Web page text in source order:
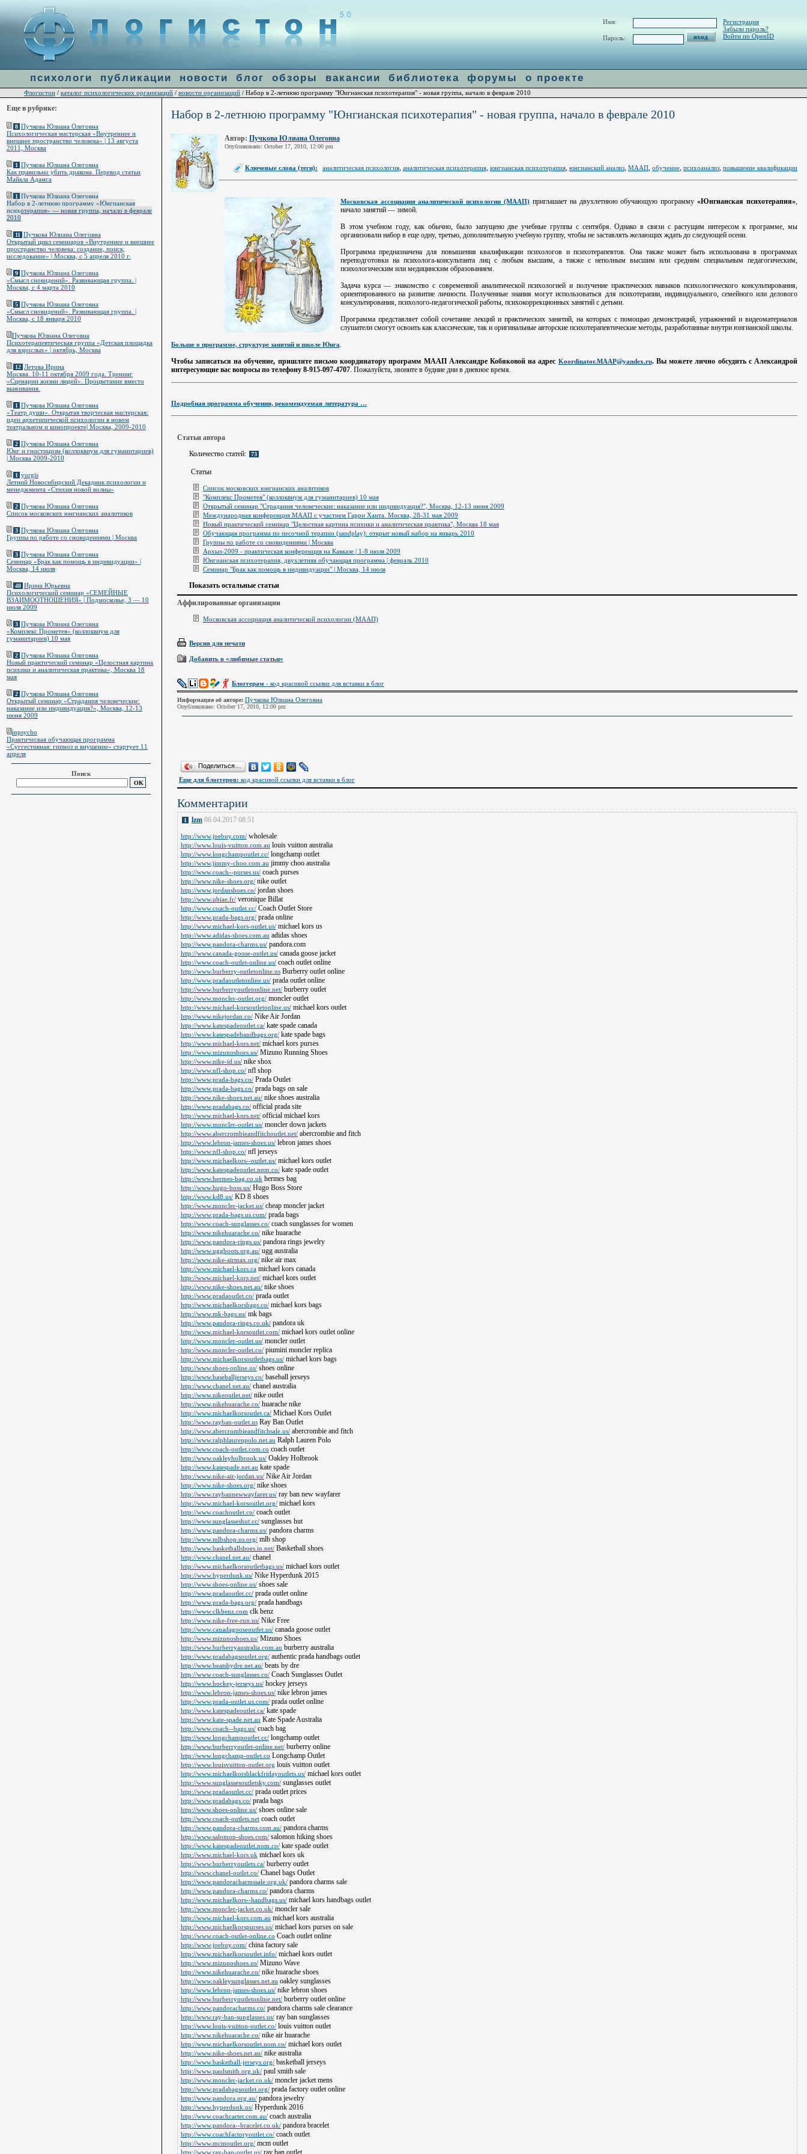
: file_get_contents(http://ulogin.ru/token.php?token=&host=www.flogiston.ru) [ ]: failed to open stream: Connection refused in
Набор в 2-летнюю программу "Юнгианская психотерапия" - новая группа, начало в феврале 2010
Автор: Пучкова Юлиана Олеговна
Опубликовано: October 17, 2010, 12:00 pm
Ключевые слова (теги): аналитическая психология, аналитическая психотерапия, юнгианская психотерапия, юнгианский анализ, МААП, обучение, психоанализ, повышение квалификации
Московская ассоциация аналитической психологии (МААП) приглашает на двухлетнюю обучающую программу«Юнгианская психотерапия»
начало занятий — зимой.
В этом учебном году, как обычно, было запущено две учебные группы с сентября. Однако в связи с растущим интересом к программе, мы
организовали набор в еще одну, третью, дополнительную учебную группу, чтобы не заставлять желающих ждать до следующей осени.
Программа предназначена для повышения квалификации психологов и психотерапевтов. Она также может быть использована в программах
переподготовки на психолога-консультанта лиц с любым высшим, а также с неполным высшим или средним специальным педагогическим,
психологическим или медицинским образованием.
Задача курса — знакомство с современной аналитической психологией и получение практических навыков психологического консультирования,
ориентированного на развитие личности. Полученные знания могут использоваться для психотерапии, индивидуального, семейного или делового
консультирования, психолого-педагогической работы, психокоррекционных занятий с детьми.
Программа представляет собой сочетание лекций и практических занятий, на которых с помощью демонстраций, упражнений и видеоматериалов
слушатели смогут освоить как классические, так и оригинальные авторские психотерапевтические методы, разработанные внутри юнгианской школы.
Больше о программе, структуре занятий и школе Юнга
Чтобы записаться на обучение, пришлите письмо координатору программ МААП Александре Кобяковой на адрес Koordinator.MAAP@yandex.ru. Вы можете лично обсудить с Александрой
интересующие вас вопросы по телефону 8-915-097-4707. Пожалуйста, звоните в будние дни в дневное время.
Подробная программа обучения, рекомендуемая литература …
Статьи автора
Количество статей:
73
Статьи
Список московских юнгианских аналитиков
"Комплекс Прометея" (коллоквиум для гуманитариев) 10 мая
Открытый семинар "Страдания человеческие: наказание или индивидуация?", Москва, 12-13 июня 2009
Международная конференция МААП с участием Гарри Ханта. Москва, 28-31 мая 2009
Новый практический семинар "Целостная картина психики и аналитическая практика", Москва 18 мая
Обучающая программа по песочной терапии (sandplay): открыт новый набор на январь 2010
Группы по работе со сновидениями | Москва
Архыз-2009 - практическая конференция на Кавказе | 1-8 июля 2009
Юнгианская психотерапия, двухлетняя обучающая программа | февраль 2010
Семинар "Брак как помощь в индивидуации" | Москва, 14 июля
Показать остальные статьи
Аффилированные организации
Московская ассоциация аналитической психологии (МААП)
Версия для печати
Добавить в «любимые статьи»
Блоггерам - код красивой ссылки для вставки в блог
Информация об авторе: Пучкова Юлиана Олеговна
Опубликовано: October 17, 2010, 12:00 pm
Поделиться…
Еще для блоггеров: код красивой ссылки для вставки в блог
Комментарии
1 lzm 06.04.2017 08:51
http://www.joebuy.com/wholesale
http://www.louis-vuitton.com.aulouis vuitton australia
http://www.longchampoutlet.cc/longchamp outlet
http://www.jimmy-choo.com.aujimmy choo australia
http://www.coach--purses.us/coach purses
http://www.nike-shoes.org/nike outlet
http://www.jordanshoes.co/jordan shoes
http://www.ubiae.fr/veronique Billat
http://www.coach-outlet.cc/Coach Outlet Store
http://www.prada-bags.org/prada online
http://www.michael-kors-outlet.us/michael kors us
http://www.adidas-shoes.com.auadidas shoes
http://www.pandora-charms.us/pandora.com
http://www.canada-goose-outlet.us/canada goose jacket
http://www.coach-outlet-online.us/coach outlet online
http://www.burberry-outletonline.usBurberry outlet online
http://www.pradaoutletonline.us/prada outlet online
http://www.burberryoutletonline.net/burberry outlet
http://www.moncler-outlet.org/moncler outlet
http://www.michael-korsoutletonline.us/michael kors outlet
http://www.nikejordan.co/Nike Air Jordan
http://www.katespadeoutlet.ca/kate spade canada
http://www.katespadehandbags.org/kate spade bags
http://www.michael-kors.net/michael kors purses
http://www.mizunoshoes.us/Mizuno Running Shoes
http://www.nike-id.us/nike shox
http://www.nfl-shop.co/nfl shop
http://www.prada-bags.co/Prada Outlet
http://www.prada-bags.co/prada bags on sale
http://www.nike-shoes.net.au/nike shoes australia
http://www.pradabags.co/official prada site
http://www.michael-kors.net/official michael kors
http://www.moncler-outlet.us/moncler down jackets
http://www.abercrombieandfitchoutlet.net/abercrombie and fitch
http://www.lebron-james-shoes.us/lebron james shoes
http://www.nfl-shop.co/nfl jerseys
http://www.michaelkors--outlet.us/michael kors outlet
http://www.katespadeoutlet.nom.co/kate spade outlet
http://www.hermes-bag.co.ukhermes bag
http://www.hugo-boss.us/Hugo Boss Store
http://www.kd8.us/KD 8 shoes
http://www.moncler-jacket.us/cheap moncler jacket
http://www.prada-bags.us.com/prada bags
http://www.coach-sunglasses.co/coach sunglasses for women
http://www.nikehuarache.co/nike huarache
http://www.pandora-rings.us/pandora rings jewelry
http://www.uggboots.org.au/ugg australia
http://www.nike-airmax.org/nike air max
http://www.michael-kors.camichael kors canada
http://www.michael-kors.net/michael kors outlet
http://www.nike-shoes.net.au/nike shoes
http://www.pradaoutlet.co/prada outlet
http://www.michaelkorsbags.co/michael kors bags
http://www.mk-bags.us/mk bags
http://www.pandora-rings.co.uk/pandora uk
http://www.michael-korsoutlet.com/michael kors outlet online
http://www.moncler-outlet.us/moncler outlet
http://www.moncler-outlet.co/piumini moncler replica
http://www.michaelkorsoutletbags.us/michael kors bags
http://www.shoes-online.us/shoes online
http://www.baseballjerseys.co/baseball jerseys
http://www.chanel.net.au/chanel australia
http://www.nikeoutlet.net/nike outlet
http://www.nikehuarache.co/huarache nike
http://www.michaelkorsoutlet.ca/Michael Kors Outlet
http://www.rayban-outlet.usRay Ban Outlet
http://www.abercrombieandfitchsale.us/abercrombie and fitch
http://www.ralphlaurenpolo.net.auRalph Lauren Polo
http://www.coach-outlet.com.co coach outlet
http://www.oakleyholbrook.us/Oakley Holbrook
http://www.katespade.net.aukate spade
http://www.nike-air-jordan.us/Nike Air Jordan
http://www.nike-shoes.org/nike shoes
http://www.raybannewwayfarer.us/ray ban new wayfarer
http://www.michael-korsoutlet.org/michael kors
http://www.coachoutlet.co/coach outlet
http://www.sunglasseshut.cc/sunglasses hut
http://www.pandora-charms.us/pandora charms
http://www.mlbshop.us.org/mlb shop
http://www.basketballshoes.in.net/Basketball shoes
http://www.chanel.net.au/chanel
http://www.michaelkorsoutletbags.us/michael kors outlet
http://www.hyperdunk.us/Nike Hyperdunk 2015
http://www.shoes-online.us/shoes sale
http://www.pradaoutlet.cc/prada outlet online
http://www.prada-bags.org/prada handbags
http://www.clkbenz.comclk benz
http://www.nike-free-run.us/Nike Free
http://www.canadagooseoutlet.us/canada goose outlet
http://www.mizunoshoes.us/Mizuno Shoes
http://www.burberryaustralia.com.auburberry australia
http://www.pradabagsoutlet.org/authentic prada handbags outlet
http://www.beatsbydre.net.au/beats by dre
http://www.coach-sunglasses.co/Coach Sunglasses Outlet
http://www.hockey-jerseys.us/hockey jerseys
http://www.lebron-james-shoes.us/nike lebron james
http://www.prada-outlet.us.com/prada outlet online
http://www.katespadeoutlet.ca/kate spade
http://www.kate-spade.net.auKate Spade Australia
http://www.coach--bags.us/coach bag
http://www.longchampoutlet.cc/longchamp outlet
http://www.burberryoutlet-online.net/burberry online
http://www.longchamp-outlet.co Longchamp Outlet
http://www.louisvuitton-outlet.org louis vuitton outlet
http://www.michaelkorsblackfridayoutlets.us/michael kors outlet
http://www.sunglassesoutletsky.com/sunglasses outlet
http://www.pradaoutlet.cc/prada outlet prices
http://www.pradabags.co/prada bags
http://www.shoes-online.us/shoes online sale
http://www.coach-outlets.netcoach outlet
http://www.pandora-charms.com.au/pandora charms
http://www.salomon-shoes.com/salomon hiking shoes
http://www.katespadeoutlet.nom.co/kate spade outlet
http://www.michael-kors.ukmichael kors uk
http://www.burberryoutlets.ca/burberry outlet
http://www.chanel-outlet.co/Chanel bags Outlet
http://www.pandoracharmssale.org.uk/pandora charms sale
http://www.pandora-charms.co/pandora charms
http://www.michaelkors--handbags.us/michael kors handbags outlet
http://www.moncler-jacket.co.uk/moncler sale
http://www.michael-kors.com.aumichael kors australia
http://www.michaelkorspurses.us/michael kors purses on sale
http://www.coach-outlet-online.co Coach outlet online
http://www.joebuy.com/china factory sale
http://www.michaelkorsoutlet.info/michael kors outlet
http://www.mizunoshoes.us/Mizuno Wave
http://www.nikehuarache.co/nike huarache shoes
http://www.oakleysunglasses.net.auoakley sunglasses
http://www.lebron-james-shoes.us/nike lebron shoes
http://www.burberryoutletonline.net/burberry outlet online
http://www.pandoracharms.co/pandora charms sale clearance
http://www.ray-ban-sunglasses.us/ray ban sunglasses
http://www.louis-vuitton-outlet.co/louis vuitton outlet
http://www.nikehuarache.co/nike air huarache
http://www.michaelkorsoutlet.nom.co/michael kors outlet
http://www.nike-shoes.net.au/nike australia
http://www.basketball-jerseys.org/basketball jerseys
http://www.paulsmith.org.uk/paul smith sale
http://www.moncler-jacket.co.uk/moncler jacket mens
http://www.pradabagsoutlet.org/prada factory outlet online
http://www.pandora.org.au/pandora jewelry
http://www.hyperdunk.us/Hyperdunk 2016
http://www.coachcarter.com.au/coach australia
http://www.pandora--bracelet.co.uk/pandora bracelet
http://www.coachfactoryoutlet.co/coach outlet
http://www.mcmoutlet.org/mcm outlet
http://www.ray-ban-outlet.us/ray ban outlet
Имя:
Пароль:
Регистрация
Забыли пароль?
Войти по OpenID
психологи публикации новости блог обзоры вакансии библиотека форумы о проекте
Флогистон / каталог психологических организаций / новости организаций / Набор в 2-летнюю программу "Юнгианская психотерапия" - новая группа, начало в феврале 2010
Еще в рубрике:
8 Пучкова Юлиана Олеговна
Психологическая мастерская «Внутреннее и
внешнее пространство человека» | 13 августа
2011, Москва
1 Пучкова Юлиана Олеговна
Как правильно убить дракона. Перевод статьи
Майкла Адамса
1 Пучкова Юлиана Олеговна
Набор в 2-летнюю программу «Юнгианская
психотерапия» — новая группа, начало в феврале
2010
11 Пучкова Юлиана Олеговна
Открытый цикл семинаров «Внутреннее и внешнее
пространство человека: создание, поиск,
исследование» | Москва, с 5 апреля 2010 г.
9 Пучкова Юлиана Олеговна
«Смысл сновидений». Развивающая группа. |
Москва, с 4 марта 2010
5 Пучкова Юлиана Олеговна
«Смысл сновидений». Развивающая группа. |
Москва, с 18 января 2010
Пучкова Юлиана Олеговна
Психотерапевтическая группа «Детская площадка
для взрослых» | октябрь, Москва
12 Летова Ирина
Москва. 10-11 октября 2009 года. Тренинг
«Сценарии жизни людей». Процветание вместо
выживания.
1 Пучкова Юлиана Олеговна
«Театр души». Открытая творческая мастерская:
идеи архетипической психологии в новом
театральном и кинопроекте| Москва, 2009-2010
2 Пучкова Юлиана Олеговна
Юнг и гностицизм (коллоквиум для гуманитариев)
| Москва 2009-2010
1 yurgis
Летний Новосибирский Декадник психологии и
менеджмента «Стихия новой волны»
2 Пучкова Юлиана Олеговна
Список московских юнгианских аналитиков
3 Пучкова Юлиана Олеговна
Группы по работе со сновидениями | Москва
3 Пучкова Юлиана Олеговна
Семинар «Брак как помощь в индивидуации» |
Москва, 14 июля
48 Ирина Юрьевна
Психологический семинар «СЕМЕЙНЫЕ
ВЗАИМООТНОШЕНИЯ» | Подмосковье, 3 — 10
июля 2009
3 Пучкова Юлиана Олеговна
«Комплекс Прометея» (коллоквиум для
гуманитариев) 10 мая
2 Пучкова Юлиана Олеговна
Новый практический семинар «Целостная картина
психики и аналитическая практика», Москва 18
мая
2 Пучкова Юлиана Олеговна
Открытый семинар «Страдания человеческие:
наказание или индивидуация?», Москва, 12-13
июня 2009
inpsycho
Практическая обучающая программа
«Суггестивная: гипноз и внушение» стартует 11
апреля
Поиск